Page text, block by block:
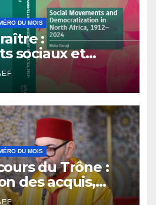
DU MOIS
:
sociaux et
en Afrique
2024
DU MOIS
du Trône :
des acquis,
et